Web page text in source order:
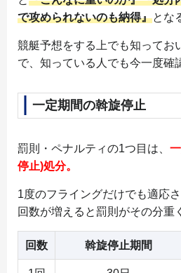
で攻められないのも納得』とな
競艇予想をする上でも知ってお
で、知っている人でも今一度確
一定期間の斡旋停止
罰則・ペナルティの1つ目は、
停止)処分。
1度のフライングだけでも適応
回数が増えると罰則がその分重
回数 斡旋停止期間